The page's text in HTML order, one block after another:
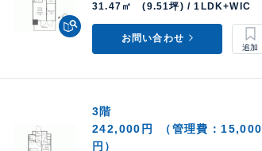
31.47㎡ (9.51坪) / 1LDK+WIC
お問い合わせ
3階
242,000円
（管理費：15,000
円）